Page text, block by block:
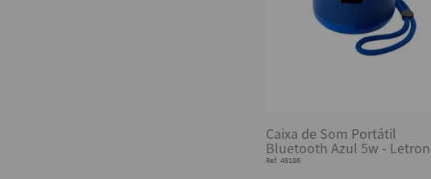
Caixa de Som Portátil
Bluetooth Azul 5w - Letron
Ref. 49186